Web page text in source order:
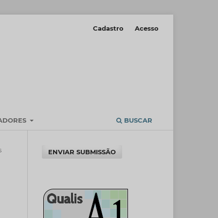
BUSCAR
Cadastro Acesso
ENVIAR SUBMISSÃO